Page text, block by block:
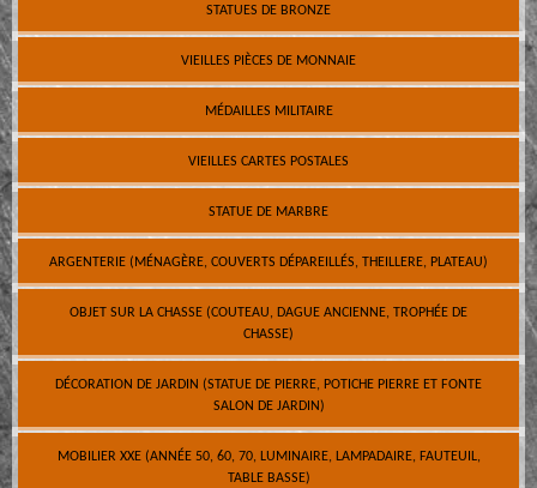
STATUES DE BRONZE
VIEILLES PIÈCES DE MONNAIE
MÉDAILLES MILITAIRE
VIEILLES CARTES POSTALES
STATUE DE MARBRE
ARGENTERIE (MÉNAGÈRE, COUVERTS DÉPAREILLÉS, THEILLERE, PLATEAU)
OBJET SUR LA CHASSE (COUTEAU, DAGUE ANCIENNE, TROPHÉE DE
CHASSE)
DÉCORATION DE JARDIN (STATUE DE PIERRE, POTICHE PIERRE ET FONTE
SALON DE JARDIN)
MOBILIER XXE (ANNÉE 50, 60, 70, LUMINAIRE, LAMPADAIRE, FAUTEUIL,
TABLE BASSE)